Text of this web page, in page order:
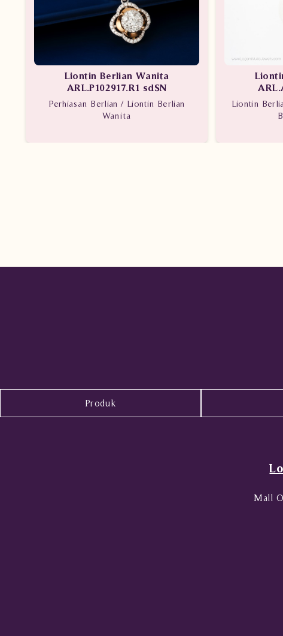
Liontin Berlian Wanita
ARL.P102917.R1 sdSN
Perhiasan Berlian / Liontin Berlian
Wanita
Liontin
Produk
Mall